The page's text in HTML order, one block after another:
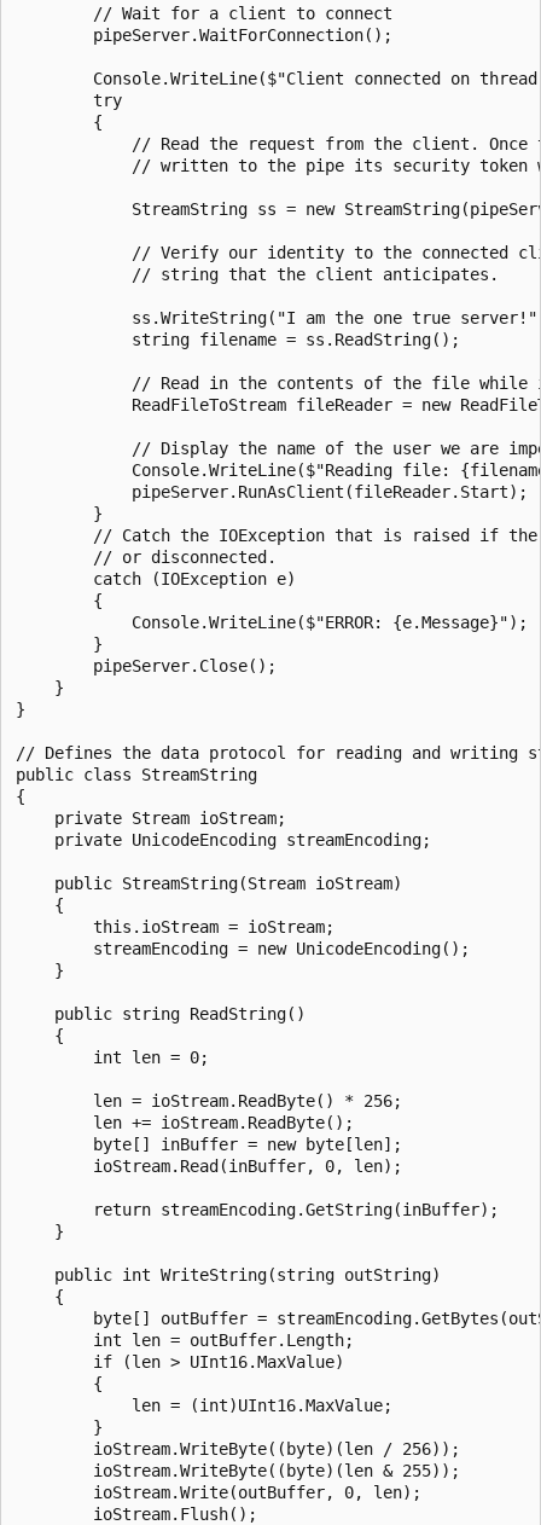
        // Wait for a client to connect
        pipeServer.WaitForConnection();
Console.WriteLine($"Client connected on
        try
        {
// Read the request from the client. Once
// written to the pipe its security token
StreamString ss = new
// Verify our identity to the connected
            // string that the client anticipates.
ss.WriteString("I am the one true
            string filename = ss.ReadString();
// Read in the contents of the file while
ReadFileToStream fileReader = new
// Display the name of the user we are
Console.WriteLine($"Reading file:
            pipeServer.RunAsClient(fileReader.Start);
        }
// Catch the IOException that is raised if
        // or disconnected.
        catch (IOException e)
        {
            Console.WriteLine($"ERROR: {e.Message}");
        }
        pipeServer.Close();
    }
}
// Defines the data protocol for reading and writing
public class StreamString
{
    private Stream ioStream;
    private UnicodeEncoding streamEncoding;
    public StreamString(Stream ioStream)
    {
        this.ioStream = ioStream;
        streamEncoding = new UnicodeEncoding();
    }
    public string ReadString()
    {
        int len = 0;
        len = ioStream.ReadByte() * 256;
        len += ioStream.ReadByte();
        byte[] inBuffer = new byte[len];
        ioStream.Read(inBuffer, 0, len);
        return streamEncoding.GetString(inBuffer);
    }
    public int WriteString(string outString)
    {
byte[] outBuffer =
        int len = outBuffer.Length;
        if (len > UInt16.MaxValue)
        {
            len = (int)UInt16.MaxValue;
        }
        ioStream.WriteByte((byte)(len / 256));
        ioStream.WriteByte((byte)(len & 255));
        ioStream.Write(outBuffer, 0, len);
        ioStream.Flush();